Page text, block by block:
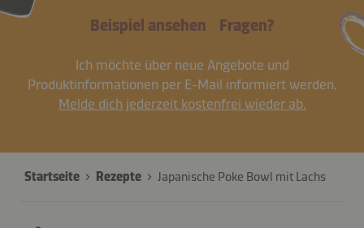
Beispiel ansehen Fragen?
Ich möchte über neue Angebote und
Produktinformationen per E-Mail informiert werden.
Melde dich jederzeit kostenfrei wieder ab.
Startseite Rezepte Japanische Poke Bowl mit Lachs